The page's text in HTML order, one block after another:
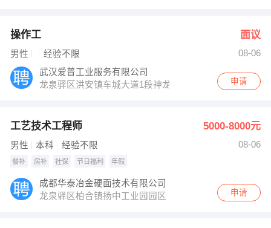
操作工 面议
男性 经验不限
08-06
武汉爱普工业服务有限公司
龙泉驿区洪安镇车城大道1段神龙汽车有限公司东一门
申请
工艺技术工程师 5000-8000元
男性 本科 经验不限 08-06
餐补 房补 社保 节日福利 年假
成都华泰冶金硬面技术有限公司
龙泉驿区柏合镇扬中工业园园区
申请